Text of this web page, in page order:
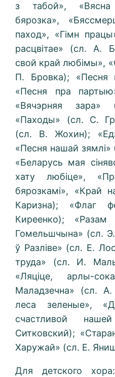
з табой», «Вясна
бярозка»,
паход», «Гімн
расцвітае» (сл. А.
свой край любімы»,
П. Бровка); «Песня
«Песня пра
«Вячэрняя
«Паходы» (сл. С.
(сл. В. Жохин);
«Песня нашай
«Беларусь мая
хату любіце»,
бярозкамі», «Край
Каризна); «Флаг
Киреенко);
Гомельшчына» (сл.
ў Разліве» (сл. Е.
труда» (сл. И.
«Ляціце, арлы-
Маладзечна» (сл.
леса зеленые»,
счастливой
Ситковский);
Харужай» (сл. Е.
Для детского